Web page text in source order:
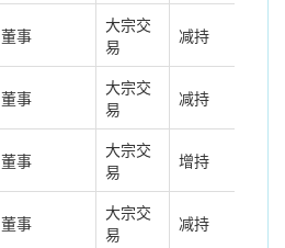
董事
大宗交
易
减持
董事
大宗交
易
减持
董事
大宗交
易
增持
董事
大宗交
易
减持